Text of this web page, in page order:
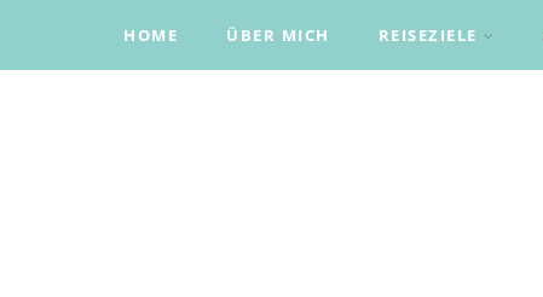
HOME ÜBER MICH REISEZIELE